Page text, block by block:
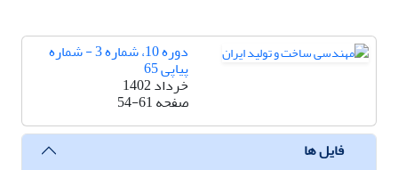
دوره 10، شماره 3 - شماره
پیاپی 65
خرداد 1402
صفحه54-61
فایل ها